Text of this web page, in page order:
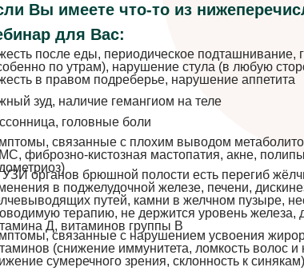
Вы имеете что-то из
для Вас:
после еды, периодическое подташнивание,
по утрам), нарушение стула (в любую
в правом подреберье, нарушение аппетита
связанные с нарушением усвоения
(снижение иммунитета, ломкость волос и
сумеречного зрения, склонность к синякам)
зуд, наличие гемангиом на теле
УЗИ органов брюшной полости есть перегиб
в поджелудочной железе, печени,
путей, камни в желчном пузыре,
терапию, не держится уровень железа,
Д, витаминов группы В
головные боли
связанные с плохим выводом
фиброзно-кистозная мастопатия, акне,